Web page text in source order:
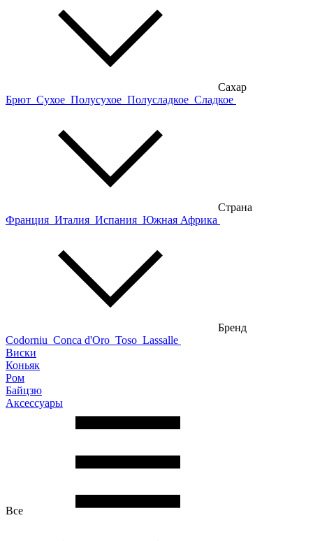
Сахар
Брют Сухое Полусухое Полусладкое Сладкое
Страна
Франция Италия Испания Южная Африка
Бренд
Codorniu Conca d'Oro Toso Lassalle
Виски
Коньяк
Ром
Байцзю
Аксессуары
Все